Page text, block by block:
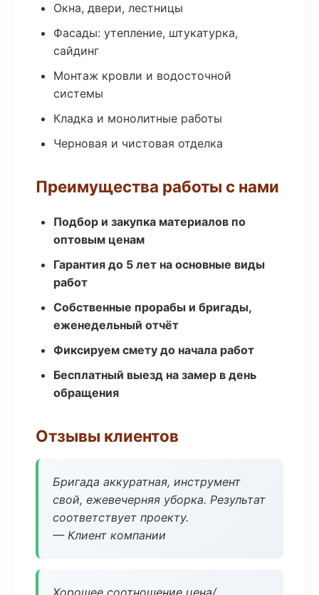
Окна, двери, лестницы
Фасады: утепление, штукатурка,
сайдинг
Монтаж кровли и водосточной
системы
Кладка и монолитные работы
Черновая и чистовая отделка
Преимущества работы с нами
Подбор и закупка материалов по
оптовым ценам
Гарантия до 5 лет на основные виды
работ
Собственные прорабы и бригады,
еженедельный отчёт
Фиксируем смету до начала работ
Бесплатный выезд на замер в день
обращения
Отзывы клиентов
Бригада аккуратная, инструмент
свой, ежевечерняя уборка. Результат
соответствует проекту.
— Клиент компании
Хорошее соотношение цена/